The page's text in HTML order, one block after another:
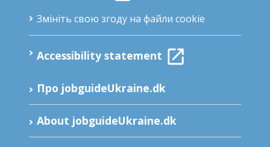
Змініть свою згоду на файли cookie
Accessibility statement
Про jobguideUkraine.dk
About jobguideUkraine.dk